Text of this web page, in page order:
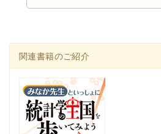
関連書籍のご紹介